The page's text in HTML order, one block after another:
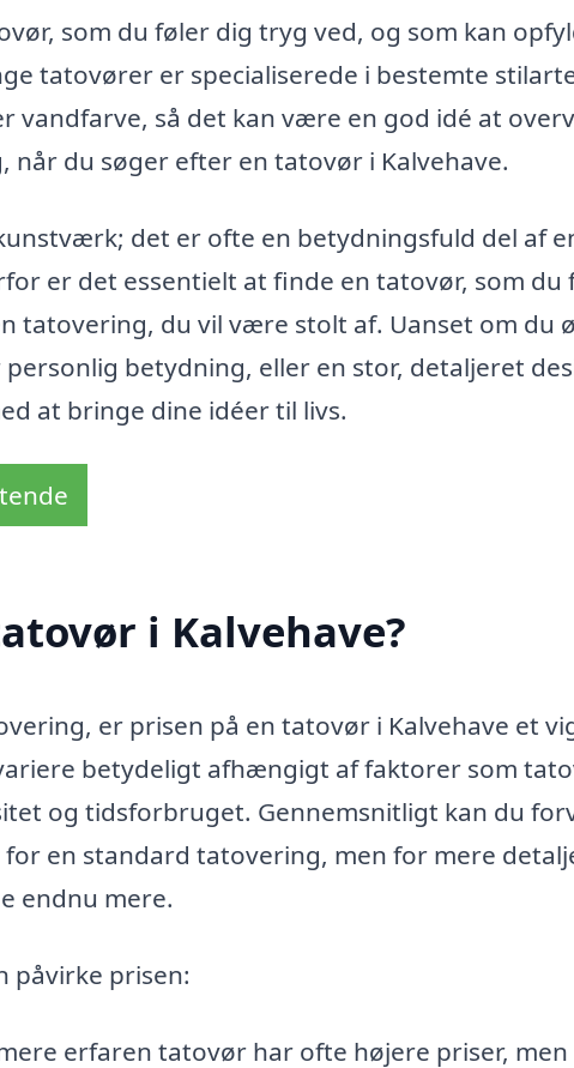
som du føler dig tryg ved, og som kan
tatovører er specialiserede i bestemte
vandfarve, så det kan være en god idé at
når du søger efter en tatovør i Kalvehave.
det er ofte en betydningsfuld del af
er det essentielt at finde en tatovør, som du
tatovering, du vil være stolt af. Uanset om du
betydning, eller en stor, detaljeret
at bringe dine idéer til livs.
i Kalvehave?
er prisen på en tatovør i Kalvehave et
betydeligt afhængigt af faktorer som
og tidsforbruget. Gennemsnitligt kan du
en standard tatovering, men for mere
endnu mere.
påvirke prisen:
erfaren tatovør har ofte højere priser, men